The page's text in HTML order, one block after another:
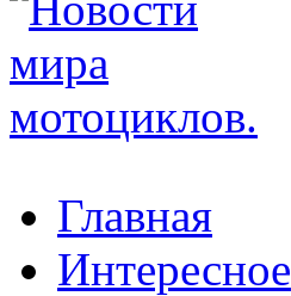
Главная
Интересное